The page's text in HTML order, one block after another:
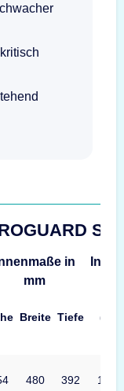
in
mm
Inhalt
Breite Tiefe (L)
480 392 123